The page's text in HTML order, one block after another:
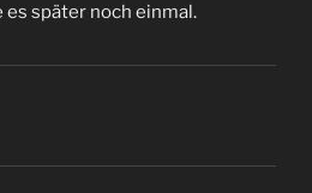
später noch einmal.